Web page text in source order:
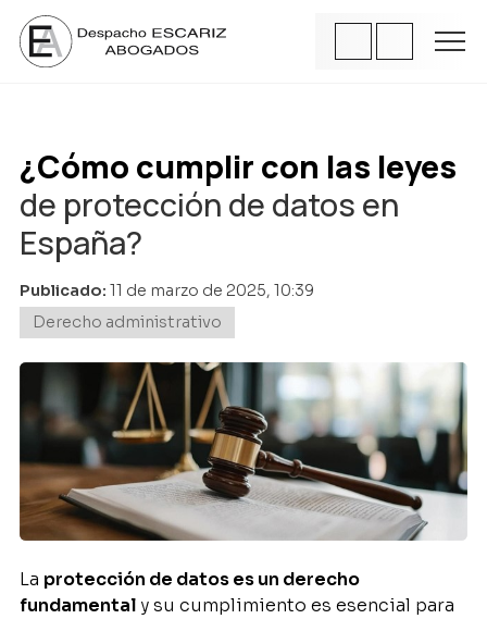
¿Cómo cumplir con las leyes
de protección de datos en
España?
Publicado: 11 de marzo de 2025, 10:39
Derecho administrativo
La protección de datos es un derecho
fundamental y su cumplimiento es esencial para